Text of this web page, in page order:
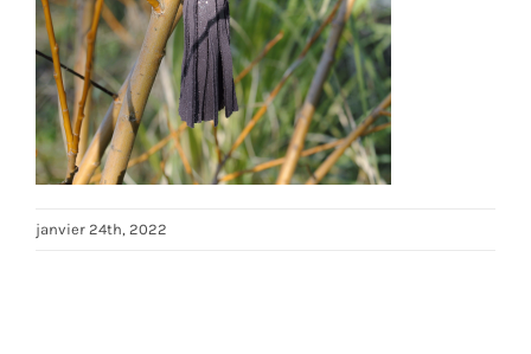
janvier 24th, 2022